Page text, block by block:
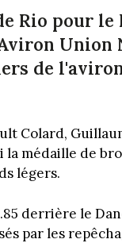
Rio pour
Union
de
Colard,
médaille de
légers.
derrière le
par les